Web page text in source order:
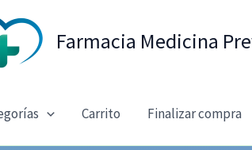
Farmacia Medicina
Carrito Finalizar compra